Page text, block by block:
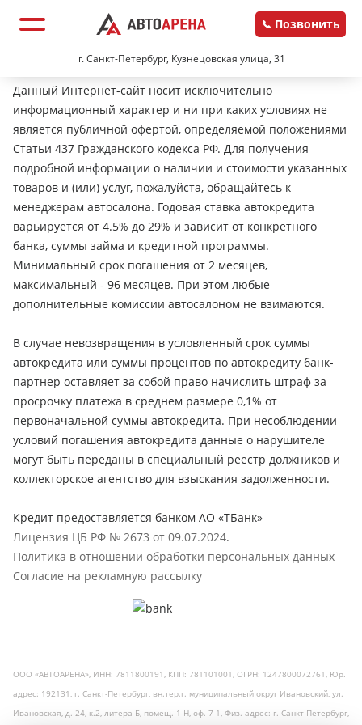
г. Санкт-Петербург, Кузнецовская улица, 31
Позвонить
Данный Интернет-сайт носит исключительно
информационный характер и ни при каких условиях не
является публичной офертой, определяемой положениями
Статьи 437 Гражданского кодекса РФ. Для получения
подробной информации о наличии и стоимости указанных
товаров и (или) услуг, пожалуйста, обращайтесь к
менеджерам автосалона. Годовая ставка автокредита
варьируется от 4.5% до 29% и зависит от конкретного
банка, суммы займа и кредитной программы.
Минимальный срок погашения от 2 месяцев,
максимальный - 96 месяцев. При этом любые
дополнительные комиссии автосалоном не взимаются.
В случае невозвращения в условленный срок суммы
автокредита или суммы процентов по автокредиту банк-
партнер оставляет за собой право начислить штраф за
просрочку платежа в среднем размере 0,1% от
первоначальной суммы автокредита. При несоблюдении
условий погашения автокредита данные о нарушителе
могут быть переданы в специальный реестр должников и
коллекторское агентство для взыскания задолженности.
Кредит предоставляется банком АО «ТБанк»
Лицензия ЦБ РФ № 2673 от 09.07.2024.
Политика в отношении обработки персональных данных
Согласие на рекламную рассылку
ООО «АВТОАРЕНА», ИНН: 7811800191, КПП: 781101001, ОГРН: 1247800072761, Юр.
адрес: 192131, г. Санкт-Петербург, вн.тер.г. муниципальный округ Ивановский, ул.
Ивановская, д. 24, к.2, литера Б, помещ. 1-Н, оф. 7-1, Физ. адрес: г. Санкт-Петербург,